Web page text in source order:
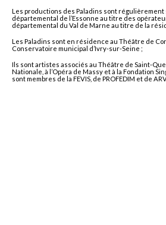
Les productions des Paladins sont régulièrement
départemental de l’Essonne au titre des
départemental du Val de Marne au titre de la
Les Paladins sont en résidence au Théâtre de
Conservatoire municipal d’Ivry-sur-Seine ;
Ils sont artistes associés au Théâtre de Saint-
Nationale, à l’Opéra de Massy et à la Fondation
sont membres de la FEVIS, de PROFEDIM et de